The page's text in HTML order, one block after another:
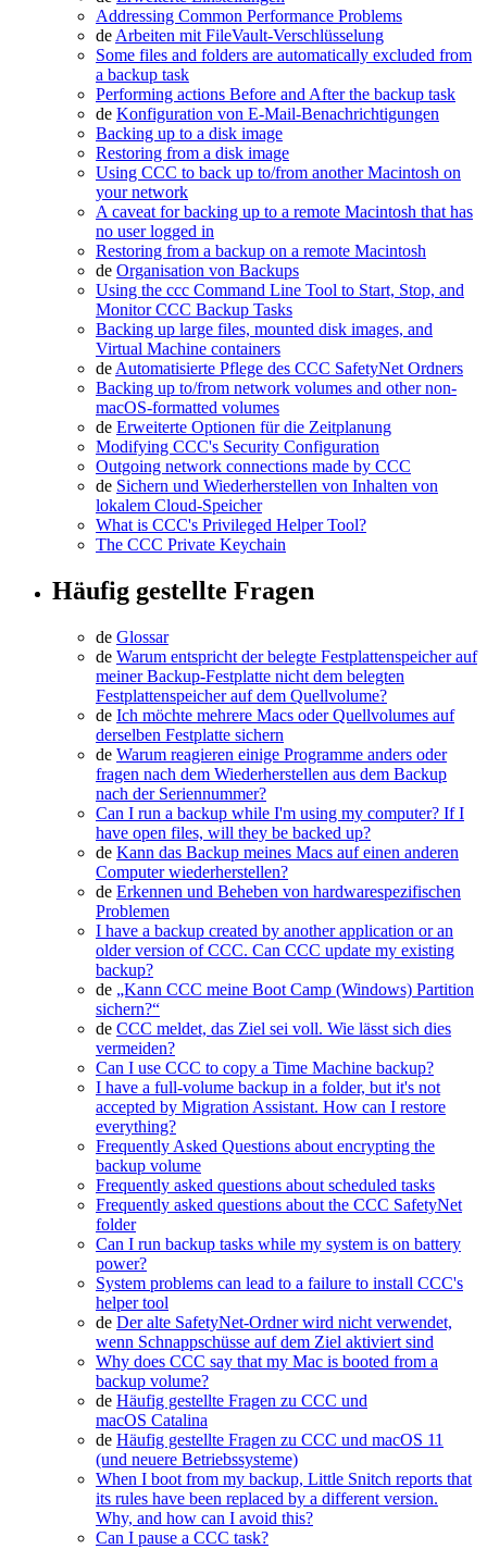
Addressing Common Performance Problems
de Arbeiten mit FileVault-Verschlüsselung
Some files and folders are automatically excluded from
a backup task
Performing actions Before and After the backup task
de Konfiguration von E-Mail-Benachrichtigungen
Backing up to a disk image
Restoring from a disk image
Using CCC to back up to/from another Macintosh on
your network
A caveat for backing up to a remote Macintosh that has
no user logged in
Restoring from a backup on a remote Macintosh
de Organisation von Backups
Using the ccc Command Line Tool to Start, Stop, and
Monitor CCC Backup Tasks
Backing up large files, mounted disk images, and
Virtual Machine containers
de Automatisierte Pflege des CCC SafetyNet Ordners
Backing up to/from network volumes and other non-
macOS-formatted volumes
de Erweiterte Optionen für die Zeitplanung
Modifying CCC's Security Configuration
Outgoing network connections made by CCC
de Sichern und Wiederherstellen von Inhalten von
lokalem Cloud-Speicher
What is CCC's Privileged Helper Tool?
The CCC Private Keychain
Häufig gestellte Fragen
de Glossar
de Warum entspricht der belegte Festplattenspeicher auf
meiner Backup-Festplatte nicht dem belegten
Festplattenspeicher auf dem Quellvolume?
de Ich möchte mehrere Macs oder Quellvolumes auf
derselben Festplatte sichern
de Warum reagieren einige Programme anders oder
fragen nach dem Wiederherstellen aus dem Backup
nach der Seriennummer?
Can I run a backup while I'm using my computer? If I
have open files, will they be backed up?
de Kann das Backup meines Macs auf einen anderen
Computer wiederherstellen?
de Erkennen und Beheben von hardwarespezifischen
Problemen
I have a backup created by another application or an
older version of CCC. Can CCC update my existing
backup?
de „Kann CCC meine Boot Camp (Windows) Partition
sichern?“
de CCC meldet, das Ziel sei voll. Wie lässt sich dies
vermeiden?
Can I use CCC to copy a Time Machine backup?
I have a full-volume backup in a folder, but it's not
accepted by Migration Assistant. How can I restore
everything?
Frequently Asked Questions about encrypting the
backup volume
Frequently asked questions about scheduled tasks
Frequently asked questions about the CCC SafetyNet
folder
Can I run backup tasks while my system is on battery
power?
System problems can lead to a failure to install CCC's
helper tool
de Der alte SafetyNet-Ordner wird nicht verwendet,
wenn Schnappschüsse auf dem Ziel aktiviert sind
Why does CCC say that my Mac is booted from a
backup volume?
de Häufig gestellte Fragen zu CCC und
macOS Catalina
de Häufig gestellte Fragen zu CCC und macOS 11
(und neuere Betriebssysteme)
When I boot from my backup, Little Snitch reports that
its rules have been replaced by a different version.
Why, and how can I avoid this?
Can I pause a CCC task?